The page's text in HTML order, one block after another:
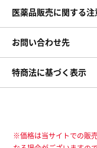
医薬品販売に関する
お問い合わせ先
特商法に基づく表示
※価格は当サイトでの販